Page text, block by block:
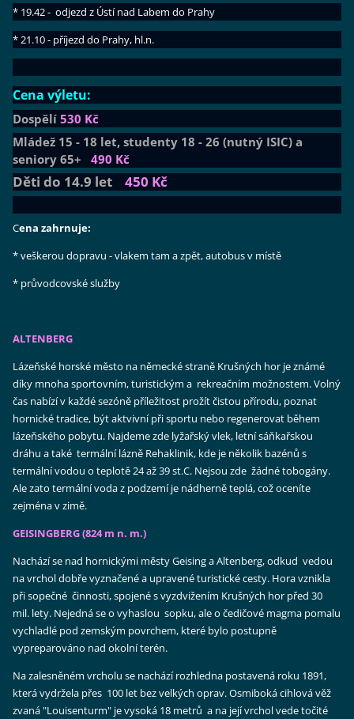
* 19.42 - odjezd z Ústí nad Labem do Prahy
* 21.10 - příjezd do Prahy, hl.n.
Cena výletu:
Dospělí530 Kč
Mládež 15 - 18 let, studenty 18 - 26 (nutný ISIC) a
seniory 65+490 Kč
Děti do 14.9 let450 Kč
Cena zahrnuje:
* veškerou dopravu - vlakem tam a zpět, autobus v místě
* průvodcovské služby
ALTENBERG
Lázeňské horské město na německé straně Krušných hor je známé
díky mnoha sportovním, turistickým a rekreačním možnostem. Volný
čas nabízí v každé sezóně příležitost prožít čistou přírodu, poznat
hornické tradice, být aktvivní při sportu nebo regenerovat během
lázeňského pobytu. Najdeme zde lyžařský vlek, letní sáňkařskou
dráhu a také termální lázně Rehaklinik, kde je několik bazénů s
termální vodou o teplotě 24 až 39 st.C. Nejsou zde žádné tobogány.
Ale zato termální voda z podzemí je nádherně teplá, což oceníte
zejména v zimě.
GEISINGBERG (824 m n. m.)
Nachází se nad hornickými městy Geising a Altenberg, odkud vedou
na vrchol dobře vyznačené a upravené turistické cesty. Hora vznikla
při sopečné činnosti, spojené s vyzdvižením Krušných hor před 30
mil. lety. Nejedná se o vyhaslou sopku, ale o čedičové magma pomalu
vychladlé pod zemským povrchem, které bylo postupně
vypreparováno nad okolní terén.
Na zalesněném vrcholu se nachází rozhledna postavená roku 1891,
která vydržela přes 100 let bez velkých oprav. Osmiboká cihlová věž
zvaná "Louisenturm" je vysoká 18 metrů a na její vrchol vede točité